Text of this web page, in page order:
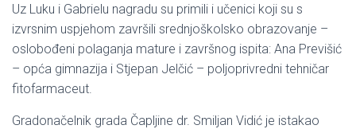
Uz Luku i Gabrielu nagradu su primili i učenici koji su s
izvrsnim uspjehom završili srednjoškolsko obrazovanje –
oslobođeni polaganja mature i završnog ispita: Ana Previšić
– opća gimnazija i Stjepan Jelčić – poljoprivredni tehničar
fitofarmaceut.
Gradonačelnik grada Čapljine dr. Smiljan Vidić je istakao